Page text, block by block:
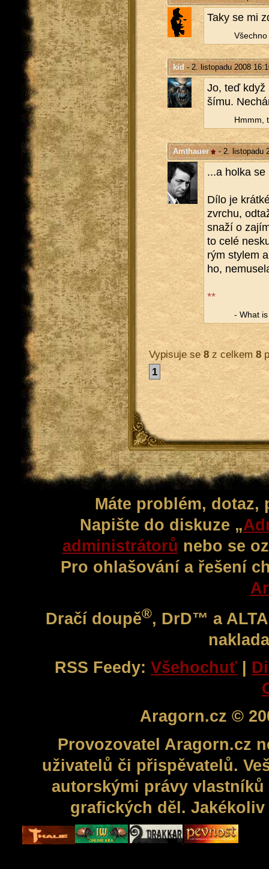
Taky se mi
kid- 2. listopadu 2008
Jo, teď když
ší­mu.
Hmmm,
Amthauer - 2. listopadu
...a holka se
Dílo je
zvrchu,
snaží o
to celé
rým sty­lem
ho,
**
- What
Vypisuje se8z celkem8
1
Máte problém,
Napište do diskuze „
administrátorů nebo se
Pro ohlašování a řešení
Dračí doupě®, DrD™ a
RSS Feedy: Všehochuť |
Aragorn.cz ©
Provozovatel Aragorn.cz
uživatelů či přispěvatelů.
autorskými právy
grafických děl.